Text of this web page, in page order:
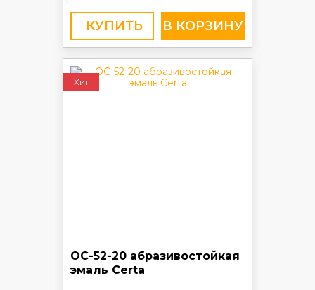
КУПИТЬ
Хит
ОС-52-20 абразивостойкая
эмаль Certa